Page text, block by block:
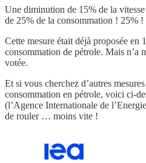
Une diminution de 15% de la
de 25% de la consommation ! 25% !
Cette mesure était déjà proposée en
consommation de pétrole. Mais n’a
votée.
Et si vous cherchez d’autres
consommation en pétrole, voici ci-
(l’Agence Internationale de
de rouler … moins vite !